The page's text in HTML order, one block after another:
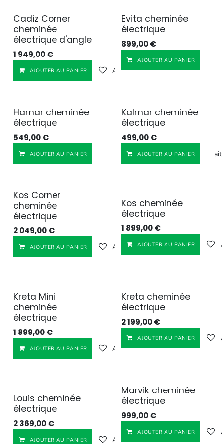
Cadiz Corner
cheminée
électrique d'angle
1 949,00€
AJOUTER AU PANIER Ajouter à la liste de souhaits
Evita cheminée
électrique
899,00€
AJOUTER AU PANIER
Hamar cheminée
électrique
549,00€
AJOUTER AU PANIER Ajouter à la liste de
Kalmar cheminée
électrique
499,00€
AJOUTER AU PANIER
Kos Corner
cheminée
électrique
2 049,00€
AJOUTER AU PANIER Ajouter à la liste de souhaits
Kos cheminée
électrique
1 899,00€
AJOUTER AU PANIER
Kreta Mini
cheminée
électrique
1 899,00€
AJOUTER AU PANIER Ajouter à la liste de souhaits
Kreta cheminée
électrique
2 199,00€
AJOUTER AU PANIER
Louis cheminée
électrique
2 369,00€
AJOUTER AU PANIER Ajouter à la liste de souhaits
Marvik cheminée
électrique
999,00€
AJOUTER AU PANIER